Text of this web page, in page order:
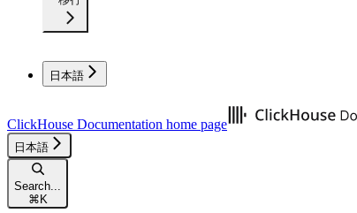
日本語
ClickHouse Documentation home page
日本語
Search...
⌘ K